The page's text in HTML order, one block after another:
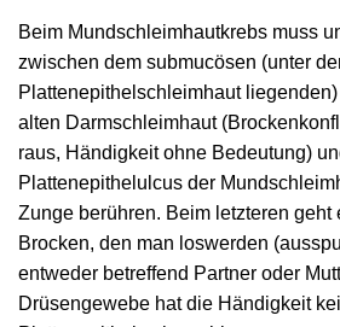
Beim Mundschleimhautkrebs muss
zwischen dem submucösen (unter
Plattenepithelschleimhaut
alten Darmschleimhaut
raus, Händigkeit ohne Bedeutung)
Plattenepithelulcus der
Zunge berühren. Beim letzteren geht
Brocken, den man loswerden
entweder betreffend Partner oder
Drüsengewebe hat die Händigkeit